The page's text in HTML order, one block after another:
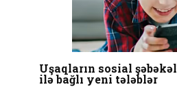
Uşaqların sosial
ilə bağlı yeni tələblər